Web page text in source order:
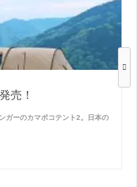
売！
ガーのカマボコテント2。日本の